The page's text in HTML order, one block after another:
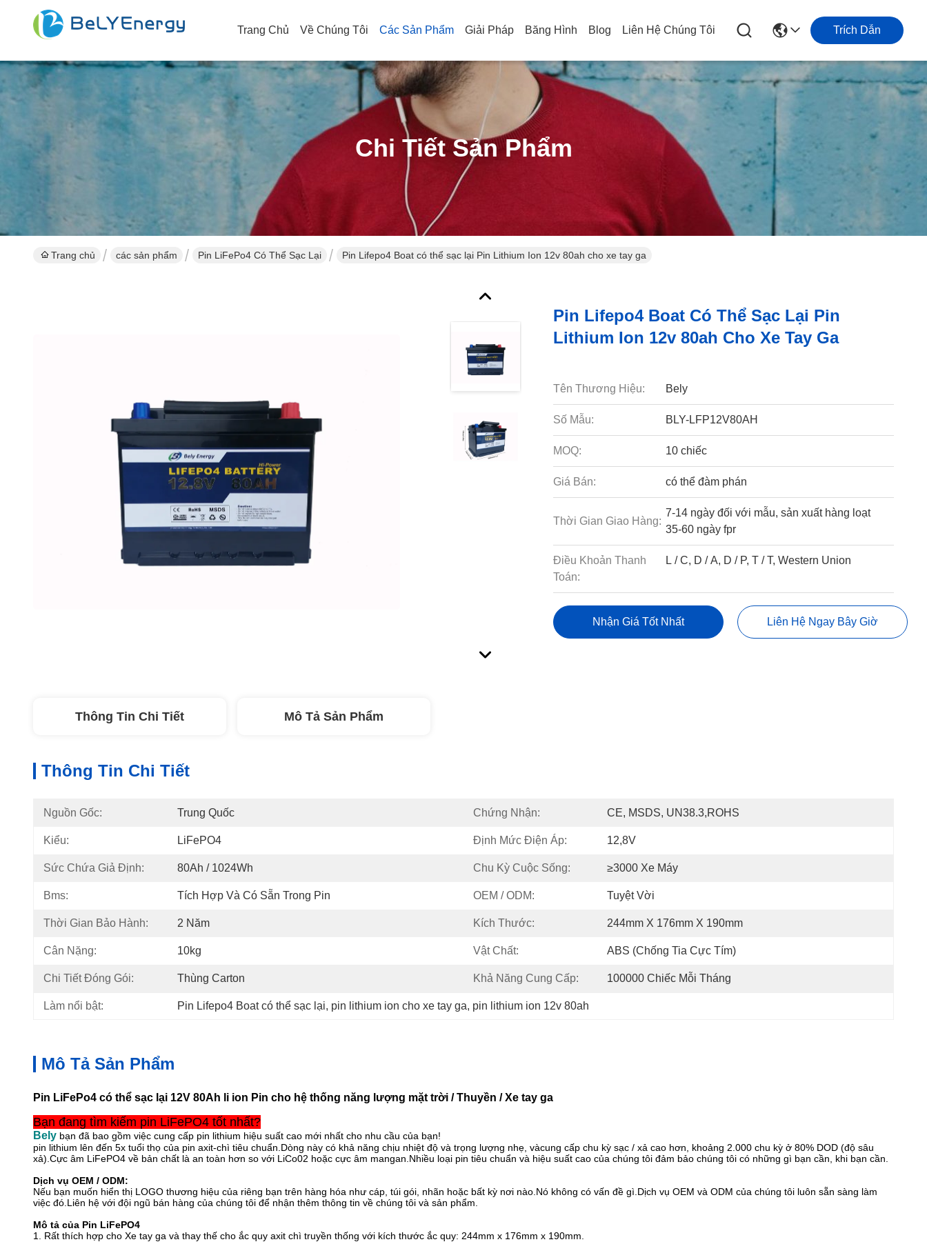
Trang Chủ Về Chúng Tôi Các Sản Phẩm Giải Pháp Băng Hình Blog Liên Hệ Chúng Tôi Trích Dẫn
Chi Tiết Sản Phẩm
Trang chủ các sản phẩm Pin LiFePo4 Có Thể Sạc Lại Pin Lifepo4 Boat có thể sạc lại Pin Lithium Ion 12v 80ah cho xe tay ga
Pin Lifepo4 Boat Có Thể Sạc Lại Pin
Lithium Ion 12v 80ah Cho Xe Tay Ga
Tên Thương Hiệu: Bely
Số Mẫu: BLY-LFP12V80AH
MOQ: 10 chiếc
Giá Bán: có thể đàm phán
Thời Gian Giao Hàng:
7-14 ngày đối với mẫu, sản xuất hàng loạt
35-60 ngày fpr
Điều Khoản Thanh
Toán:
L / C, D / A, D / P, T / T, Western Union
Nhận Giá Tốt Nhất Liên Hệ Ngay Bây Giờ
Thông Tin Chi Tiết Mô Tả Sản Phẩm
Thông Tin Chi Tiết
Nguồn Gốc: Trung Quốc Chứng Nhận: CE, MSDS, UN38.3,ROHS
Kiểu: LiFePO4 Định Mức Điện Áp: 12,8V
Sức Chứa Giả Định: 80Ah / 1024Wh Chu Kỳ Cuộc Sống: ≥3000 Xe Máy
Bms: Tích Hợp Và Có Sẵn Trong Pin OEM / ODM: Tuyệt Vời
Thời Gian Bảo Hành: 2 Năm Kích Thước: 244mm X 176mm X 190mm
Cân Nặng: 10kg Vật Chất: ABS (chống Tia Cực Tím)
Chi Tiết Đóng Gói: Thùng Carton Khả Năng Cung Cấp: 100000 Chiếc Mỗi Tháng
Làm nổi bật: Pin Lifepo4 Boat có thể sạc lại, pin lithium ion cho xe tay ga, pin lithium ion 12v 80ah
Mô Tả Sản Phẩm
Pin LiFePo4 có thể sạc lại 12V 80Ah li ion Pin cho hệ thống năng lượng mặt trời / Thuyền / Xe tay ga
Bạn đang tìm kiếm pin LiFePO4 tốt nhất?
Bely bạn đã bao gồm việc cung cấp pin lithium hiệu suất cao mới nhất cho nhu cầu của bạn!
pin lithium lên đến 5x tuổi thọ của pin axit-chì tiêu chuẩn.Dòng này có khả năng chịu nhiệt độ và trọng lượng nhẹ, vàcung cấp chu kỳ sạc / xả cao hơn, khoảng 2.000 chu kỳ ở 80% DOD (độ sâu
xả).Cực âm LiFePO4 về bản chất là an toàn hơn so với LiCo02 hoặc cực âm mangan.Nhiều loại pin tiêu chuẩn và hiệu suất cao của chúng tôi đảm bảo chúng tôi có những gì bạn cần, khi bạn cần.
Dịch vụ OEM / ODM:
Nếu bạn muốn hiển thị LOGO thương hiệu của riêng bạn trên hàng hóa như cáp, túi gói, nhãn hoặc bất kỳ nơi nào.Nó không có vấn đề gì.Dịch vụ OEM và ODM của chúng tôi luôn sẵn sàng làm
việc đó.Liên hệ với đội ngũ bán hàng của chúng tôi để nhận thêm thông tin về chúng tôi và sản phẩm.
Mô tả của Pin LiFePO4
1. Rất thích hợp cho Xe tay ga và thay thế cho ắc quy axit chì truyền thống với kích thước ắc quy: 244mm x 176mm x 190mm.